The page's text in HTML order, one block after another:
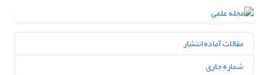
مقالات آماده انتشار
شماره جاری